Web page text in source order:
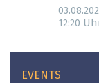
12:20
EVENTS